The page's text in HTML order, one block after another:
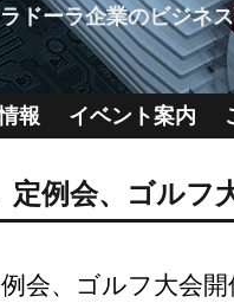
ドーラ企業のビジネ
報 イベント案内
例会、ゴルフ
会、ゴルフ大会